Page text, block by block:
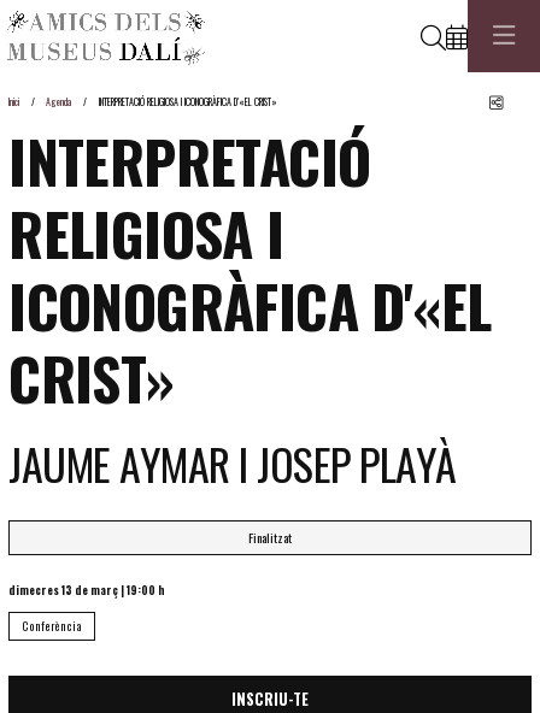
Cerca
Inici Agenda INTERPRETACIÓ RELIGIOSA I ICONOGRÀFICA D'«EL CRIST»
INTERPRETACIÓ
RELIGIOSA I
ICONOGRÀFICA D'«EL
CRIST»
JAUME AYMAR I JOSEP PLAYÀ
Finalitzat
dimecres 13 de març |19:00 h
Conferència
INSCRIU-TE